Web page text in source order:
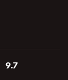
9.7